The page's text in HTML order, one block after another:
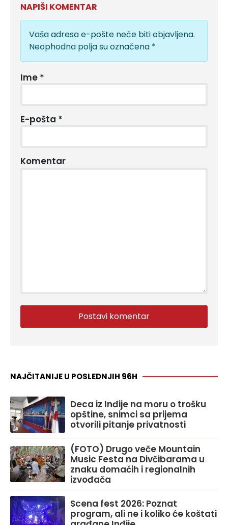
NAPIŠI KOMENTAR
Vaša adresa e-pošte neće biti objavljena.
Neophodna polja su označena *
Ime *
E-pošta *
Komentar
NAJČITANIJE U POSLEDNJIH 96H
Deca iz Inđije na moru o trošku
opštine, snimci sa prijema
otvorili pitanje privatnosti
(FOTO) Drugo veče Mountain
Music Festa na Divčibarama u
znaku domaćih i regionalnih
izvođača
Scena fest 2026: Poznat
program, ali ne i koliko će koštati